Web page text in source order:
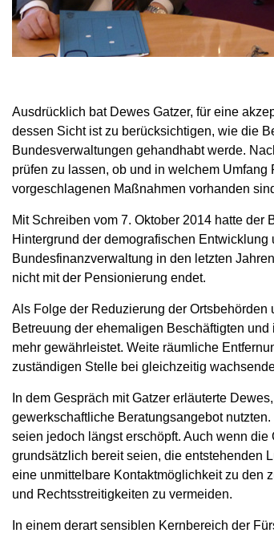
Ausdrücklich bat Dewes Gatzer, für eine
dessen Sicht ist zu berücksichtigen, wie die
Bundesverwaltungen gehandhabt werde.
prüfen zu lassen, ob und in welchem
vorgeschlagenen Maßnahmen vorhanden
Mit Schreiben vom 7. Oktober 2014 hatte
Hintergrund der demografischen
Bundesfinanzverwaltung in den letzten
nicht mit der Pensionierung endet.
Als Folge der Reduzierung der
Betreuung der ehemaligen Beschäftigten
mehr gewährleistet. Weite räumliche
zuständigen Stelle bei gleichzeitig
In dem Gespräch mit Gatzer erläuterte
gewerkschaftliche Beratungsangebot
seien jedoch längst erschöpft. Auch wenn
grundsätzlich bereit seien, die entstehenden
eine unmittelbare Kontaktmöglichkeit zu den
und Rechtsstreitigkeiten zu vermeiden.
In einem derart sensiblen Kernbereich der